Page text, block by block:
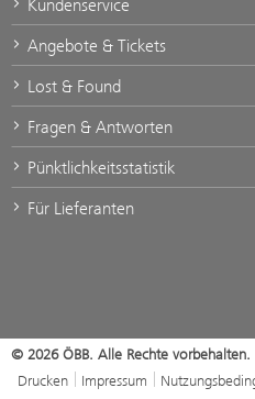
Kundenservice
Angebote & Tickets
Lost & Found
Fragen & Antworten
Pünktlichkeitsstatistik
Für Lieferanten
© 2026 ÖBB. Alle Rechte vorbehalten.
Drucken
Impressum